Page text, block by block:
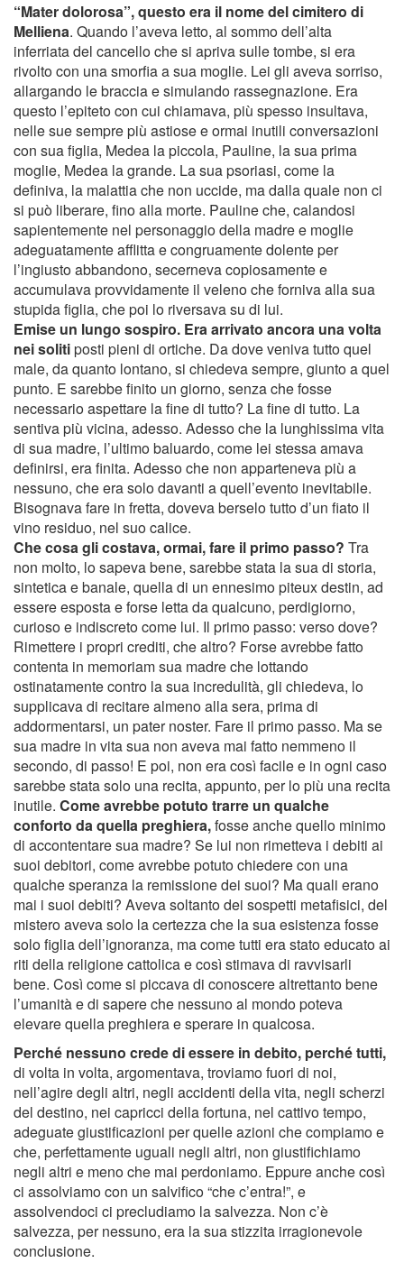
“Mater dolorosa”, questo era il nome del cimitero di
Melliena. Quando l’aveva letto, al sommo dell’alta
inferriata del cancello che si apriva sulle tombe, si era
rivolto con una smorfia a sua moglie. Lei gli aveva sorriso,
allargando le braccia e simulando rassegnazione. Era
questo l’epiteto con cui chiamava, più spesso insultava,
nelle sue sempre più astiose e ormai inutili conversazioni
con sua figlia, Medea la piccola, Pauline, la sua prima
moglie, Medea la grande. La sua psoriasi, come la
definiva, la malattia che non uccide, ma dalla quale non ci
si può liberare, fino alla morte. Pauline che, calandosi
sapientemente nel personaggio della madre e moglie
adeguatamente afflitta e congruamente dolente per
l’ingiusto abbandono, secerneva copiosamente e
accumulava provvidamente il veleno che forniva alla sua
stupida figlia, che poi lo riversava su di lui.
Emise un lungo sospiro. Era arrivato ancora una volta
nei solitiposti pieni di ortiche. Da dove veniva tutto quel
male, da quanto lontano, si chiedeva sempre, giunto a quel
punto. E sarebbe finito un giorno, senza che fosse
necessario aspettare la fine di tutto? La fine di tutto. La
sentiva più vicina, adesso. Adesso che la lunghissima vita
di sua madre, l’ultimo baluardo, come lei stessa amava
definirsi, era finita. Adesso che non apparteneva più a
nessuno, che era solo davanti a quell’evento inevitabile.
Bisognava fare in fretta, doveva berselo tutto d’un fiato il
vino residuo, nel suo calice.
Che cosa gli costava, ormai, fare il primo passo? Tra
non molto, lo sapeva bene, sarebbe stata la sua di storia,
sintetica e banale, quella di un ennesimo piteux destin, ad
essere esposta e forse letta da qualcuno, perdigiorno,
curioso e indiscreto come lui. Il primo passo: verso dove?
Rimettere i propri crediti, che altro? Forse avrebbe fatto
contenta in memoriam sua madre che lottando
ostinatamente contro la sua incredulità, gli chiedeva, lo
supplicava di recitare almeno alla sera, prima di
addormentarsi, un pater noster. Fare il primo passo. Ma se
sua madre in vita sua non aveva mai fatto nemmeno il
secondo, di passo! E poi, non era così facile e in ogni caso
sarebbe stata solo una recita, appunto, per lo più una recita
inutile. Come avrebbe potuto trarre un qualche
conforto da quella preghiera,fosse anche quello minimo
di accontentare sua madre? Se lui non rimetteva i debiti ai
suoi debitori, come avrebbe potuto chiedere con una
qualche speranza la remissione dei suoi? Ma quali erano
mai i suoi debiti? Aveva soltanto dei sospetti metafisici, del
mistero aveva solo la certezza che la sua esistenza fosse
solo figlia dell’ignoranza, ma come tutti era stato educato ai
riti della religione cattolica e così stimava di ravvisarli
bene. Così come si piccava di conoscere altrettanto bene
l’umanità e di sapere che nessuno al mondo poteva
elevare quella preghiera e sperare in qualcosa.
Perché nessuno crede di essere in debito, perché tutti,
di volta in volta, argomentava, troviamo fuori di noi,
nell’agire degli altri, negli accidenti della vita, negli scherzi
del destino, nei capricci della fortuna, nel cattivo tempo,
adeguate giustificazioni per quelle azioni che compiamo e
che, perfettamente uguali negli altri, non giustifichiamo
negli altri e meno che mai perdoniamo. Eppure anche così
ci assolviamo con un salvifico “che c’entra!”, e
assolvendoci ci precludiamo la salvezza. Non c’è
salvezza, per nessuno, era la sua stizzita irragionevole
conclusione.